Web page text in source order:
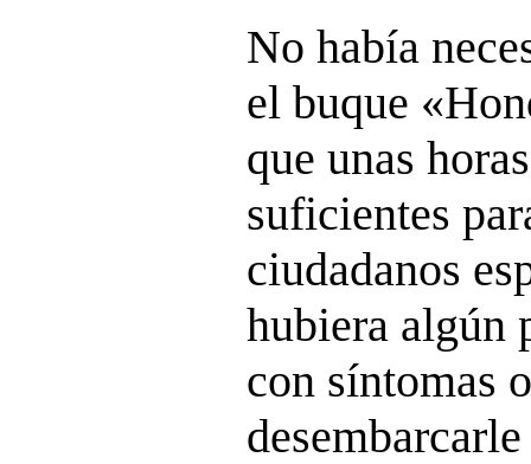
No había
el buque
que unas
suficientes
ciudadanos
hubiera algún
con síntomas